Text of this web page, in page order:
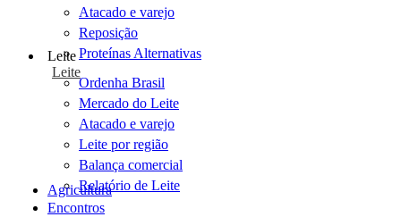
Atacado e varejo
Reposição
Proteínas Alternativas
Leite
Leite
Ordenha Brasil
Mercado do Leite
Atacado e varejo
Leite por região
Balança comercial
Relatório de Leite
Agricultura
Encontros